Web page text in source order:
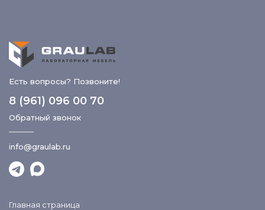
Есть вопросы? Позвоните!
8 (961) 096 00 70
Обратный звонок
info@graulab.ru
Главная страница